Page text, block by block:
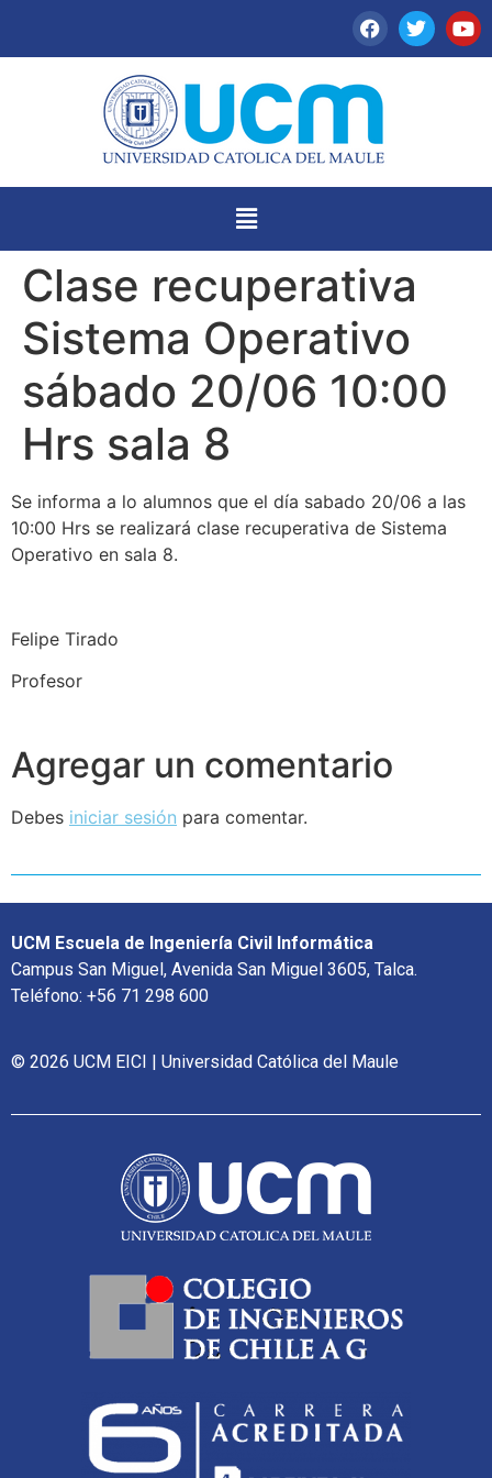
Clase recuperativa
Sistema Operativo
sábado 20/06 10:00
Hrs sala 8
Se informa a lo alumnos que el día sabado 20/06 a las
10:00 Hrs se realizará clase recuperativa de Sistema
Operativo en sala 8.
Felipe Tirado
Profesor
Agregar un comentario
Debes iniciar sesión para comentar.
UCM Escuela de Ingeniería Civil Informática
Campus San Miguel, Avenida San Miguel 3605, Talca.
Teléfono: +56 71 298 600
© 2026 UCM EICI | Universidad Católica del Maule